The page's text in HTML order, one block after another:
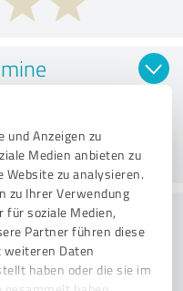
und Anzeigen zu
Medien anbieten zu
zu analysieren.
zu Ihrer Verwendung
für soziale Medien,
Partner führen diese
Daten
haben oder die sie im